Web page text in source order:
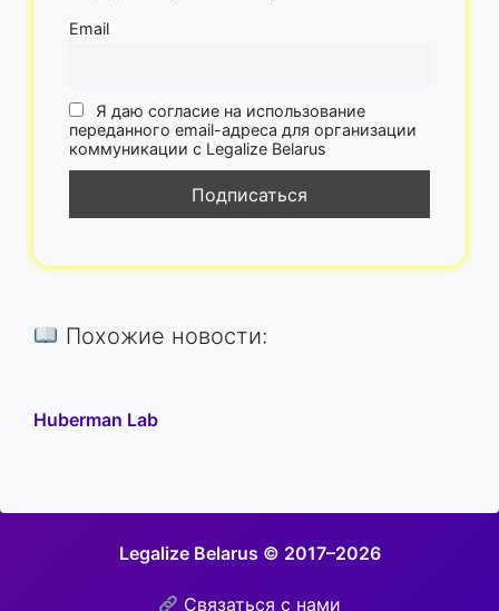
Email
Я даю согласие на использование
переданного email-адреса для организации
коммуникации с Legalize Belarus
Похожие новости:
Huberman Lab
Legalize Belarus © 2017–2026
Связаться с нами